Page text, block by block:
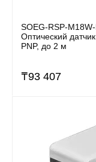
SOEG-RSP-
Оптический
PNP, до 2 м
₸93 407